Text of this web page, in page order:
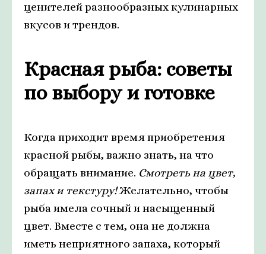
ценителей разнообразных кулинарных
вкусов и трендов.
Красная рыба: советы
по выбору и готовке
Когда приходит время приобретения
красной рыбы, важно знать, на что
обращать внимание. Смотреть на цвет,
запах и текстуру!Желательно, чтобы
рыба имела сочный и насыщенный
цвет. Вместе с тем, она не должна
иметь неприятного запаха, который